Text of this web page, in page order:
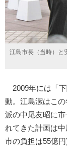
江島市長（当時）と
2009年には「下
動。江島潔はこ
派の中尾友昭に
れてきた計画は
市の負担は55億